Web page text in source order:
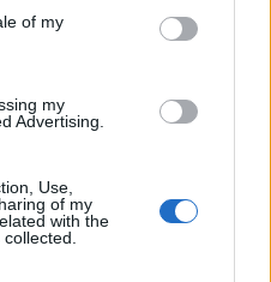
of my
my
Advertising.
Use,
of my
with the